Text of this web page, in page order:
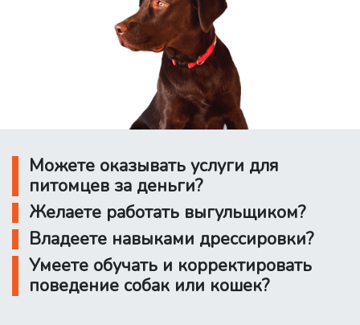
Можете оказывать услуги для
питомцев за деньги?
Желаете работать выгульщиком?
Владеете навыками дрессировки?
Умеете обучать и корректировать
поведение собак или кошек?